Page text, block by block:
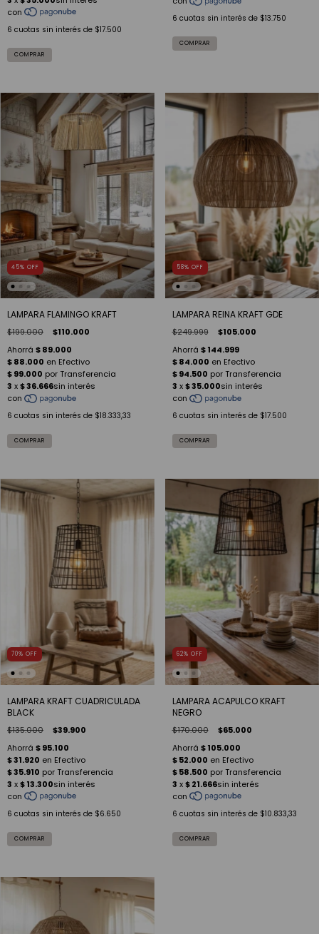
6 cuotas sin interés de $17.500
6 cuotas sin interés de $13.750
COMPRAR
45% OFF
LAMPARA FLAMINGO KRAFT
$199.000 $110.000
6 cuotas sin interés de $18.333,33
58% OFF
LAMPARA REINA KRAFT GDE
$249.999 $105.000
6 cuotas sin interés de $17.500
70% OFF
LAMPARA KRAFT CUADRICULADA
BLACK
$135.000 $39.900
6 cuotas sin interés de $6.650
COMPRAR
62% OFF
LAMPARA ACAPULCO KRAFT
NEGRO
$170.000 $65.000
6 cuotas sin interés de $10.833,33